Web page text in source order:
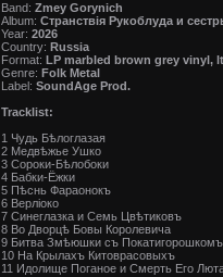
Band: Zmey Gorynich
Album: Странствiя Рукоблуда и
Year: 2026
Country: Russia
Format: LP marbled brown grey vinyl,
Genre: Folk Metal
Label: SoundAge Prod.
Tracklist:
1 Чудь Бѣлоглазая
2 Медвѣжье Ушко
3 Сороки-Бѣлобоки
4 Бабки-Ёжки
5 Пѣснь Фараонокъ
6 Верлiоко
7 Синеглазка и Семь Цвѣтиковъ
8 Во Дворцѣ Бовы Королевича
9 Битва Змѣюшки съ Покатигорошкомъ
10 На Крылахъ Китоврасовыхъ
11 Идолище Поганое и Смерть Его